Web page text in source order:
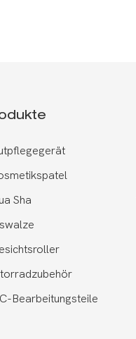
Sha
Bearbeitungsteile